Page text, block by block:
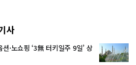
사
·노쇼핑 ‘3無 터키일주 9일’ 상